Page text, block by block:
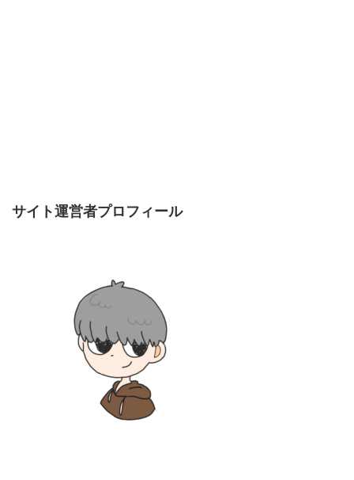
サイト運営者プロフィール